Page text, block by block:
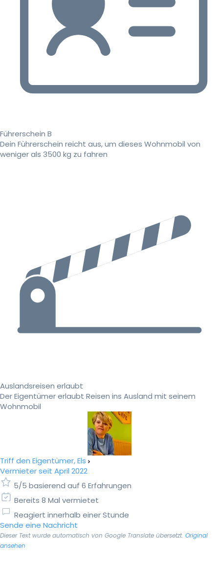
Führerschein B
Dein Führerschein reicht aus, um dieses Wohnmobil von
weniger als 3500 kg zu fahren
Auslandsreisen erlaubt
Der Eigentümer erlaubt Reisen ins Ausland mit seinem
Wohnmobil
Triff den Eigentümer, Els
Vermieter seit April 2022
5/5 basierend auf 6 Erfahrungen
Bereits 8 Mal vermietet
Reagiert innerhalb einer Stunde
Sende eine Nachricht
Dieser Text wurde automatisch von Google Translate übersetzt. Original
ansehen